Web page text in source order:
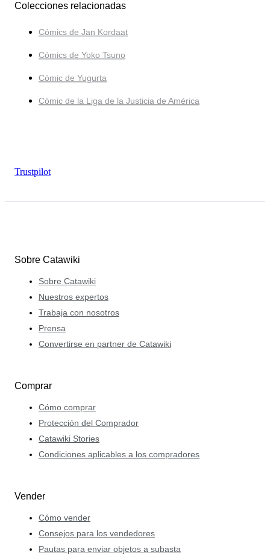
Colecciones relacionadas
Cómics de Jan Kordaat
Cómics de Yoko Tsuno
Cómic de Yugurta
Cómic de la Liga de la Justicia de América
Trustpilot
Sobre Catawiki
Sobre Catawiki
Nuestros expertos
Trabaja con nosotros
Prensa
Convertirse en partner de Catawiki
Comprar
Cómo comprar
Protección del Comprador
Catawiki Stories
Condiciones aplicables a los compradores
Vender
Cómo vender
Consejos para los vendedores
Pautas para enviar objetos a subasta